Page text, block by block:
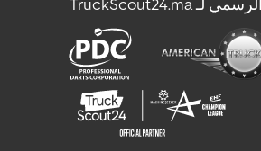
John Deere 8Rx 410